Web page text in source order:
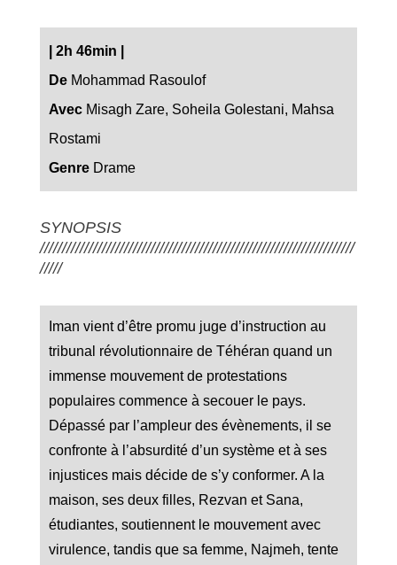
2h 46min
DeMohammad Rasoulof
AvecMisagh Zare, Soheila Golestani, Mahsa
Rostami
GenreDrame
SYNOPSIS
///////////////////////////////////////////////////////////////////////
/////
Iman vient d’être promu juge d’instruction au
tribunal révolutionnaire de Téhéran quand un
immense mouvement de protestations
populaires commence à secouer le pays.
Dépassé par l’ampleur des évènements, il se
confronte à l’absurdité d’un système et à ses
injustices mais décide de s’y conformer. A la
maison, ses deux filles, Rezvan et Sana,
étudiantes, soutiennent le mouvement avec
virulence, tandis que sa femme, Najmeh, tente